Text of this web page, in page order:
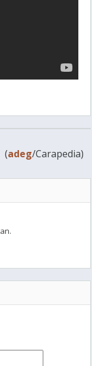
(adeg/Carapedia)